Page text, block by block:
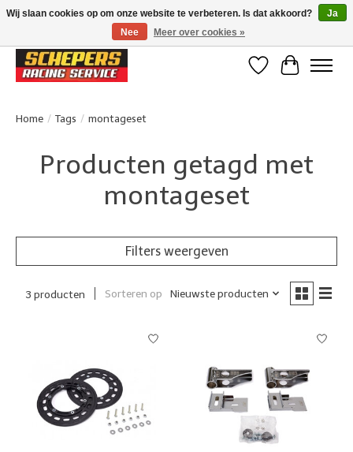
Klanten beoordelen ons met een 4,8/5 op Google reviews
Verlanglijst
Home / Tags / montageset
Producten getagd met
montageset
Filters weergeven
3 producten Sorteren op Nieuwste producten
Wij slaan cookies op om onze website te verbeteren. Is dat akkoord?
Ja
Nee
Meer over cookies »